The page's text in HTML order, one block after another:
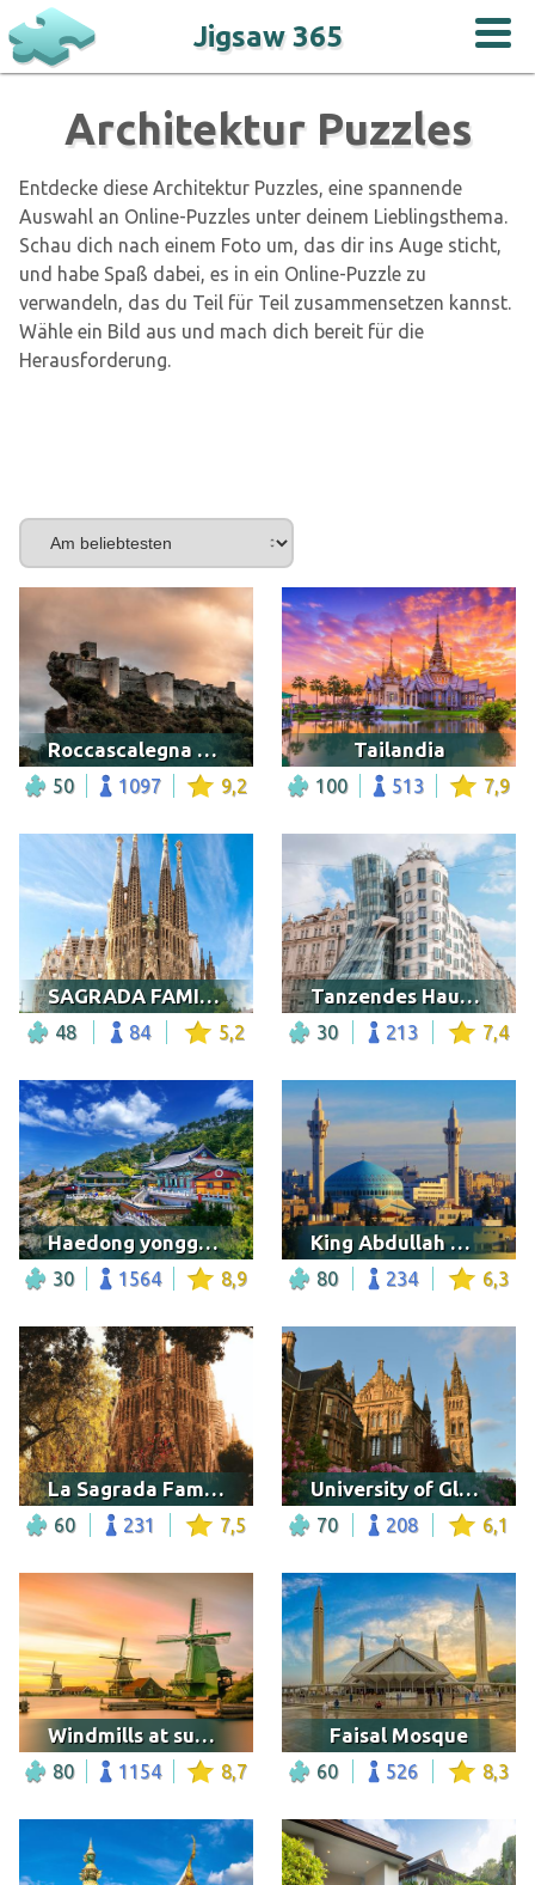
Jigsaw 365
Architektur Puzzles
Entdecke diese Architektur Puzzles, eine spannende
Auswahl an Online-Puzzles unter deinem Lieblingsthema.
Schau dich nach einem Foto um, das dir ins Auge sticht,
und habe Spaß dabei, es in ein Online-Puzzle zu
verwandeln, das du Teil für Teil zusammensetzen kannst.
Wähle ein Bild aus und mach dich bereit für die
Herausforderung.
Roccascalegna Castle, Italy
50 1097 9,2
Tailandia
100 513 7,9
SAGRADA FAMILIA
48 84 5,2
Tanzendes Haus, Prag
30 213 7,4
Haedong yonggungsa temple in Busan
30 1564 8,9
King Abdullah Mosque
80 234 6,3
La Sagrada Familia, Barcelona
60 231 7,5
University of Glasgow
70 208 6,1
Windmills at sunset
80 1154 8,7
Faisal Mosque
60 526 8,3